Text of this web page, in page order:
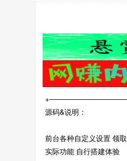
源码&说明：
前台各种自定义设置 领
实际功能 自行搭建体验